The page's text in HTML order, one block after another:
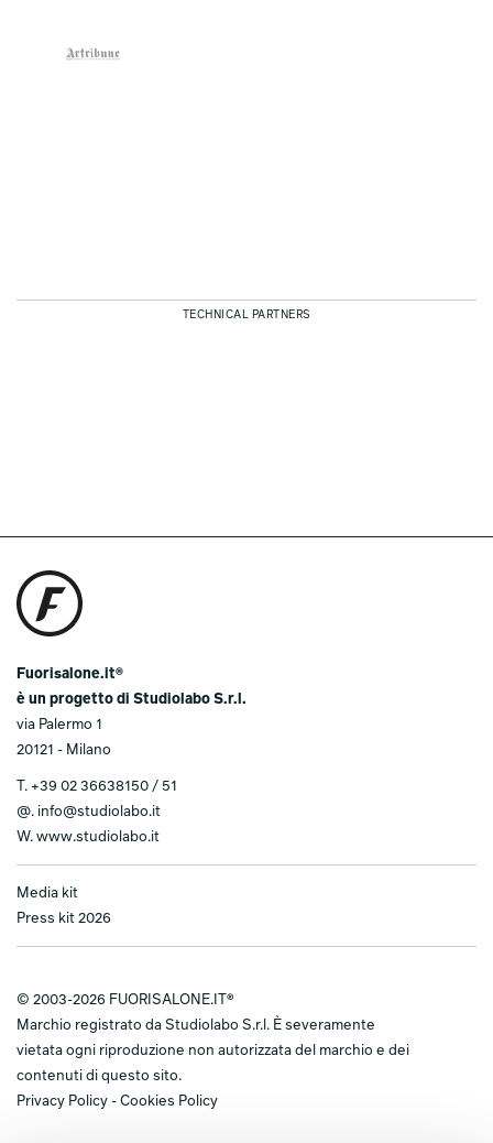
TECHNICAL PARTNERS
Fuorisalone.it®
è un progetto di Studiolabo S.r.l.
via Palermo 1
20121 - Milano
T. +39 02 36638150 / 51
@. info@studiolabo.it
W. www.studiolabo.it
Media kit
Press kit 2026
© 2003-2026 FUORISALONE.IT®
Marchio registrato da Studiolabo S.r.l. È severamente
vietata ogni riproduzione non autorizzata del marchio e dei
contenuti di questo sito.
Privacy Policy - Cookies Policy